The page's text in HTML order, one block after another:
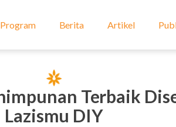
Program Berita Artikel
Terbaik
Lazismu DIY